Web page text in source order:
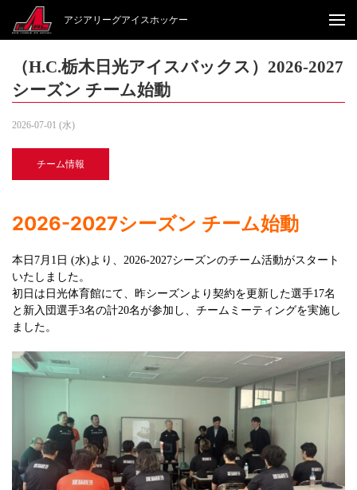
アジアリーグアイスホッケー
（H.C.栃木日光アイスバックス）2026-2027
シーズン チーム始動
2026-07-01 (水)
チーム情報
2026-2027シーズン チーム始動
本日7月1日 (水)より、2026-2027シーズンのチーム活動がスタート
いたしました。
初日は日光体育館にて、昨シーズンより契約を更新した選手17名
と新入団選手3名の計20名が参加し、チームミーティングを実施し
ました。